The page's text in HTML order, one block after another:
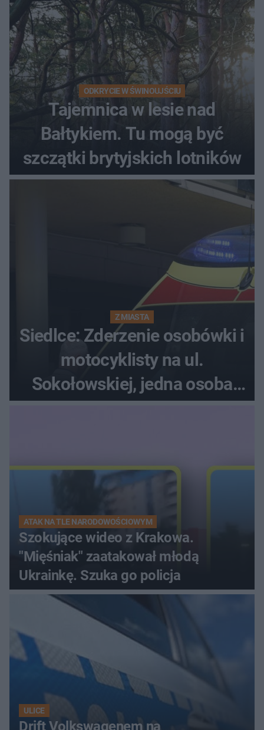
ODKRYCIE W ŚWINOUJŚCIU
Tajemnica w lesie nad
Bałtykiem. Tu mogą być
szczątki brytyjskich lotników
Z MIASTA
Siedlce: Zderzenie osobówki i
motocyklisty na ul.
Sokołowskiej, jedna osoba
ranna!
ATAK NA TLE NARODOWOŚCIOWYM
Szokujące wideo z Krakowa.
"Mięśniak" zaatakował młodą
Ukrainkę. Szuka go policja
ULICE
Drift Volkswagenem na